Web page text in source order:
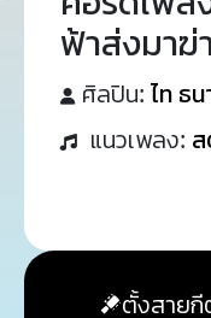
ฟ้าส่งมาฆ่
ศิลปิน: ไท ธ
แนวเพลง:
ตั้งสายกี